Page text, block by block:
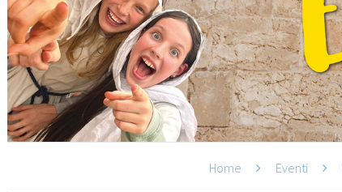
Home Eventi